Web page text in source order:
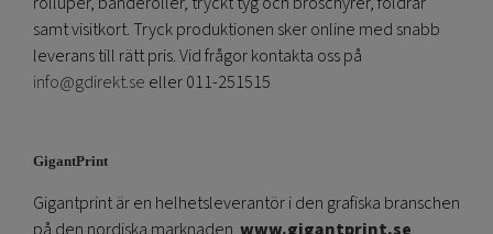
samt visitkort. Tryck produktionen sker online med snabb
leverans till rätt pris. Vid frågor kontakta oss på
info@gdirekt.se eller 011-251515
GigantPrint
Gigantprint är en helhetsleverantör i den grafiska branschen